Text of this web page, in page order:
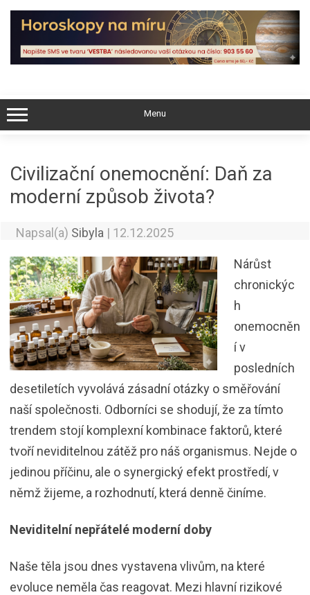
Skip
content
Menu
Civilizační onemocnění: Daň za
moderní způsob života?
Napsal(a) Sibyla | 12.12.2025
Nárůst
chronickýc
h
onemocněn
í v
posledních
desetiletích vyvolává zásadní otázky o směřování
naší společnosti. Odborníci se shodují, že za tímto
trendem stojí komplexní kombinace faktorů, které
tvoří neviditelnou zátěž pro náš organismus. Nejde o
jedinou příčinu, ale o synergický efekt prostředí, v
němž žijeme, a rozhodnutí, která denně činíme.
Neviditelní nepřátelé moderní doby
Naše těla jsou dnes vystavena vlivům, na které
evoluce neměla čas reagovat. Mezi hlavní rizikové